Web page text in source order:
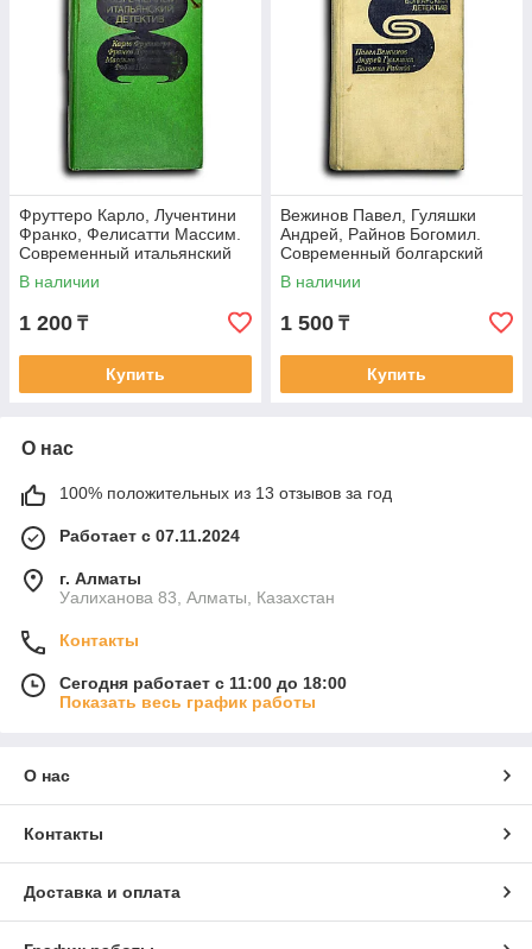
Фруттеро Карло, Лучентини
Франко, Фелисатти Массим.
Современный итальянский
детектив: Его посетило в
В наличии
1 200 ₸
Купить
Вежинов Павел, Гуляшки
Андрей, Райнов Богомил.
Современный болгарский
детектив: Добровольное
признание.
В наличии
1 500 ₸
Купить
О нас
100% положительных из 13 отзывов за год
Работает с 07.11.2024
г. Алматы
Уалиханова 83, Алматы, Казахстан
Контакты
Сегодня работает с 11:00 до 18:00
Показать весь график работы
О нас
Контакты
Доставка и оплата